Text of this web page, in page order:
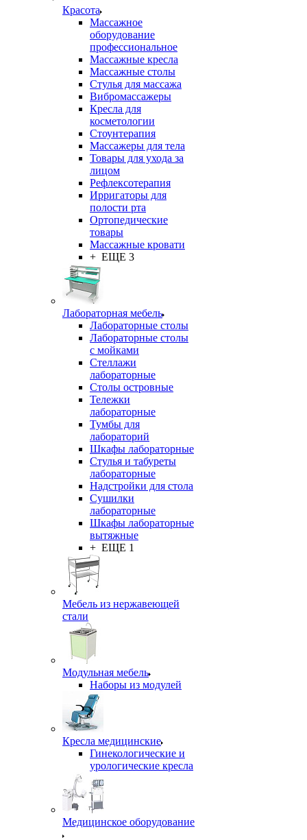
Красота
Массажное
оборудование
профессиональное
Массажные кресла
Массажные столы
Стулья для массажа
Вибромассажеры
Кресла для
косметологии
Стоунтерапия
Массажеры для тела
Товары для ухода за
лицом
Рефлексотерапия
Ирригаторы для
полости рта
Ортопедические
товары
Массажные кровати
+ ЕЩЕ 3
Лабораторная мебель
Лабораторные столы
Лабораторные столы
с мойками
Стеллажи
лабораторные
Столы островные
Тележки
лабораторные
Тумбы для
лабораторий
Шкафы лабораторные
Стулья и табуреты
лабораторные
Надстройки для стола
Сушилки
лабораторные
Шкафы лабораторные
вытяжные
+ ЕЩЕ 1
Мебель из нержавеющей
стали
Модульная мебель
Наборы из модулей
Кресла медицинские
Гинекологические и
урологические кресла
Медицинское оборудование